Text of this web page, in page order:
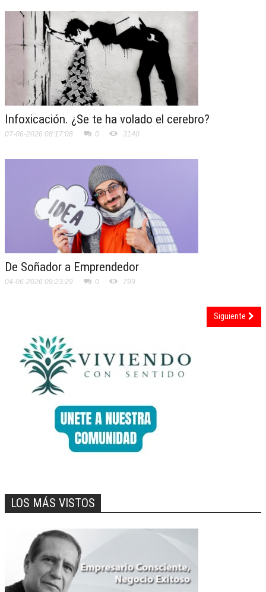
Infoxicación. ¿Se te ha volado el cerebro?
07-06-2026 08:17:08 0 3140
De Soñador a Emprendedor
04-06-2026 09:23:29 0 799
Siguiente
LOS MÁS VISTOS